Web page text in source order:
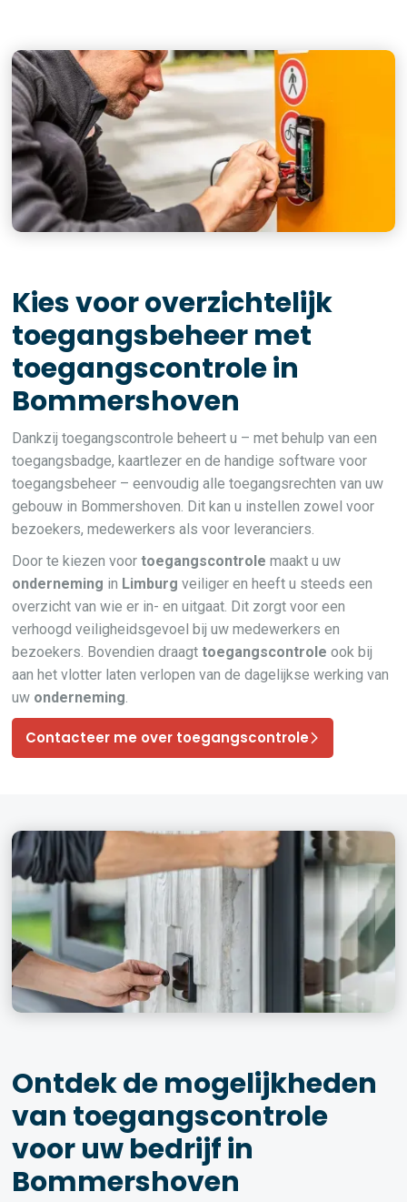
Kies voor overzichtelijk
toegangsbeheer met
toegangscontrole in
Bommershoven
Dankzij toegangscontrole beheert u – met behulp van een
toegangsbadge, kaartlezer en de handige software voor
toegangsbeheer – eenvoudig alle toegangsrechten van uw
gebouw in Bommershoven. Dit kan u instellen zowel voor
bezoekers, medewerkers als voor leveranciers.
Door te kiezen voortoegangscontrole maakt u uw
onderneming in Limburg veiliger en heeft u steeds een
overzicht van wie er in- en uitgaat. Dit zorgt voor een
verhoogd veiligheidsgevoel bij uw medewerkers en
bezoekers. Bovendien draagttoegangscontrole ook bij
aan het vlotter laten verlopen van de dagelijkse werking van
uw onderneming.
Contacteer me over toegangscontrole
Ontdek de mogelijkheden
van toegangscontrole
voor uw bedrijf in
Bommershoven